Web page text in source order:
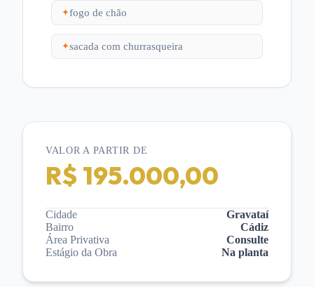
✦fogo de chão
✦sacada com churrasqueira
VALOR A PARTIR DE
R$ 195.000,00
Cidade
Gravataí
Bairro
Cádiz
Área Privativa
Consulte
Estágio da Obra
Na planta